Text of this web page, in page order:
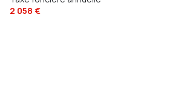
2 058 €